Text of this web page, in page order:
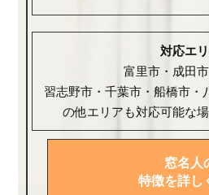
対応エ
富里市・成田
習志野市・千葉市・船橋市・
の他エリアも対応可能な
窓名人
特徴を詳し